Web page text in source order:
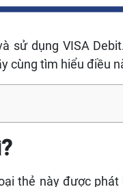
sử dụng VISA
cùng tìm hiểu điều
thẻ này được